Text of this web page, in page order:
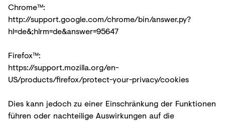
Chrome™:
http://support.google.com/chrome/bin/answer.py?
hl=de&;hlrm=de&answer=95647
Firefox™:
https://support.mozilla.org/en-
US/products/firefox/protect-your-privacy/cookies
Dies kann jedoch zu einer Einschränkung der Funktionen
führen oder nachteilige Auswirkungen auf die